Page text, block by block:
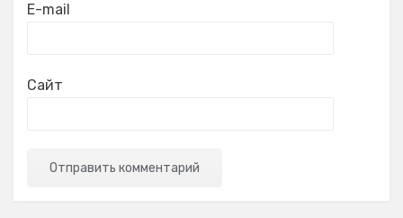
E-mail
Сайт